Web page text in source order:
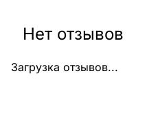
Загрузка отзывов...
Нет отзывов